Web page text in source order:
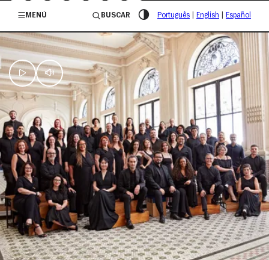
/governosp
MENÚ
BUSCAR Português English Español